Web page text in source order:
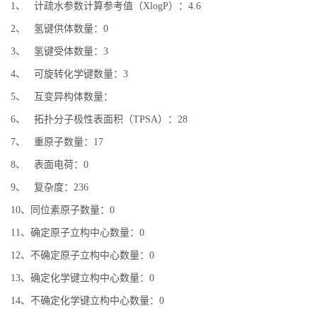
1、 计疏水参数计算参考值（XlogP）：4.6
2、 氢键供体数量：0
3、 氢键受体数量：3
4、 可旋转化学键数量：3
5、 互变异构体数量：
6、 拓扑分子极性表面积（TPSA）：28
7、 重原子数量：17
8、 表面电荷：0
9、 复杂度：236
10、同位素原子数量：0
11、确定原子立构中心数量：0
12、不确定原子立构中心数量：0
13、确定化学键立构中心数量：0
14、不确定化学键立构中心数量：0